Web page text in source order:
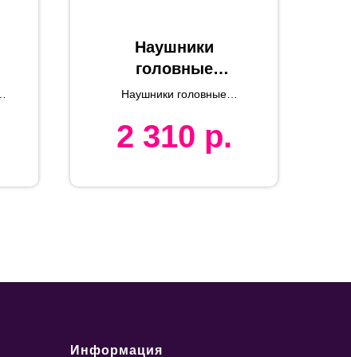
Наушники
головные
беспроводные
черные
Наушники головные
QTX6, черные
2 310 р.
Информация